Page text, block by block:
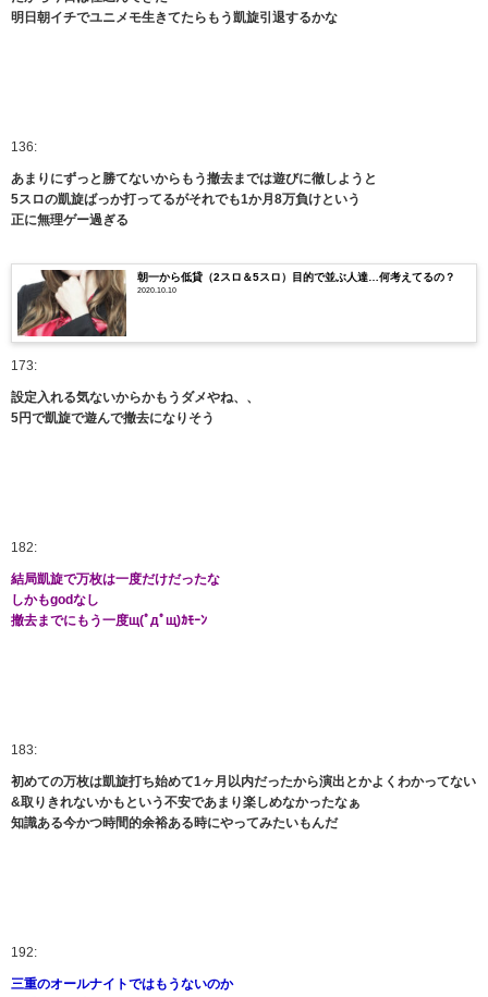
明日朝イチでユニメモ生きてたらもう凱旋引退するかな
136:
あまりにずっと勝てないからもう撤去までは遊びに徹しようと
5スロの凱旋ばっか打ってるがそれでも1か月8万負けという
正に無理ゲー過ぎる
朝一から低貸（2スロ＆5スロ）目的で並ぶ人達…何考えてるの？
2020.10.10
173:
設定入れる気ないからかもうダメやね、、
5円で凱旋で遊んで撤去になりそう
182:
結局凱旋で万枚は一度だけだったな
しかもgodなし
撤去までにもう一度щ(ﾟдﾟщ)ｶﾓｰﾝ
183:
初めての万枚は凱旋打ち始めて1ヶ月以内だったから演出とかよくわかってない
&取りきれないかもという不安であまり楽しめなかったなぁ
知識ある今かつ時間的余裕ある時にやってみたいもんだ
192:
三重のオールナイトではもうないのか